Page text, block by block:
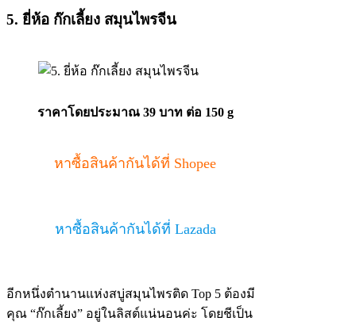
5. ยี่ห้อ ก๊กเลี้ยง สมุนไพรจีน
ราคาโดยประมาณ 39 บาท ต่อ 150 g
หาซื้อสินค้ากันได้ที่ Shopee
หาซื้อสินค้ากันได้ที่ Lazada
อีกหนึ่งตำนานแห่งสบู่สมุนไพรติด Top 5 ต้องมี
คุณ “ก๊กเลี้ยง” อยู่ในลิสต์แน่นอนค่ะ โดยชีเป็น